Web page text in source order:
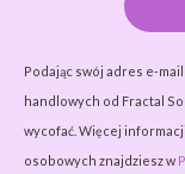
Podając swój adres e-
handlowych od Fractal
wycofać. Więcej
osobowych znajdziesz w